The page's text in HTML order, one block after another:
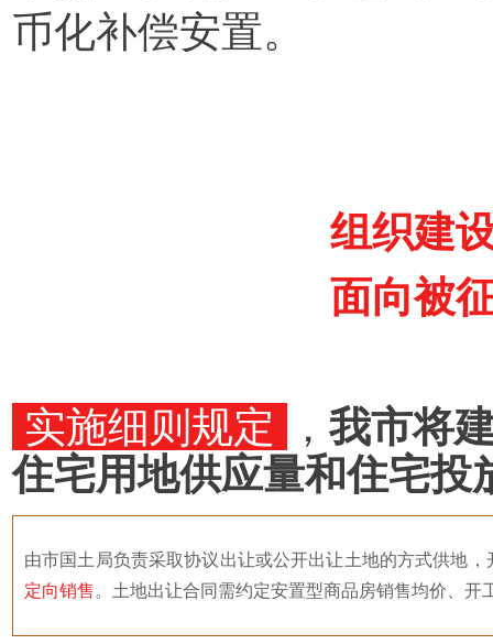
币化补偿安置。
组织建
面向被
实施细则规定 ， 我市将
住宅用地供应量和住宅投
由市国土局负责采取协议出让或公开出让土地的方式供地，
定向销售 。土地出让合同需约定安置型商品房销售均价、开